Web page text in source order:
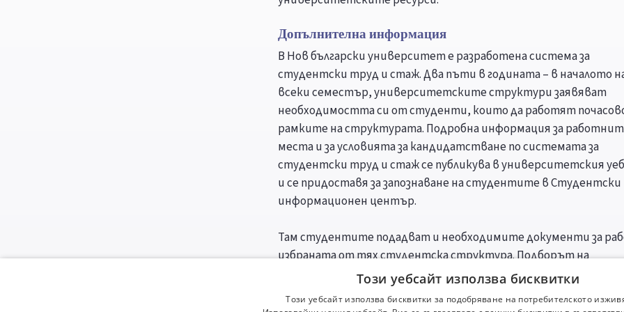
Допълнителна информация
В Нов български университет е разработена система за
студентски труд и стаж. Два пъти в годината – в началото
всеки семестър, университетските структури заявяват
необходимостта си от студенти, които да работят
рамките на структурата. Подробна информация за
места и за условията за кандидатстване по системата за
студентски труд и стаж се публикува в университетския
и се придоставя за запознаване на студентите в Студентски
информационен център.
Там студентите подадват и необходимите документи за
избраната от тях студентска структура. Подборът на
студентите се извършва чрез конкурс. Трудът на
признава за учебен стаж и те имат предимство при заемане на
Този уебсайт използва бисквитки
Този уебсайт използва бисквитки за подобряване на потребителското